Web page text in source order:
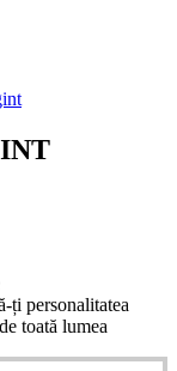
ți personalitatea
toată lumea